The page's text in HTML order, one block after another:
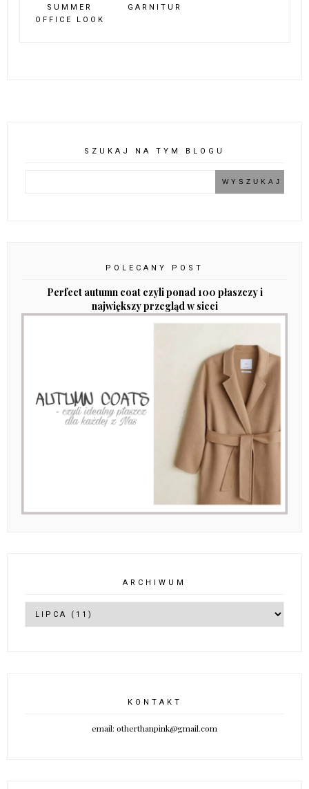
SUMMER
OFFICE LOOK
GARNITUR
SZUKAJ NA TYM BLOGU
POLECANY POST
Perfect autumn coat czyli ponad 100 płaszczy i
największy przegląd w sieci
ARCHIWUM
KONTAKT
email: otherthanpink@gmail.com